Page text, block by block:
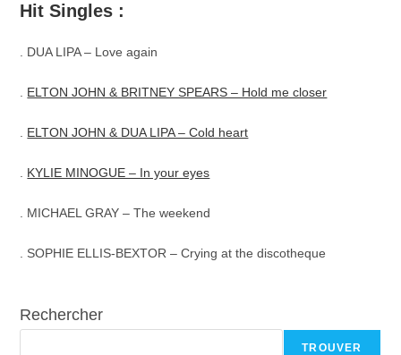
Hit Singles :
. DUA LIPA – Love again
ELTON JOHN & BRITNEY SPEARS – Hold me closer
ELTON JOHN & DUA LIPA – Cold heart
KYLIE MINOGUE – In your eyes
. MICHAEL GRAY – The weekend
. SOPHIE ELLIS-BEXTOR – Crying at the discotheque
Rechercher
TROUVER